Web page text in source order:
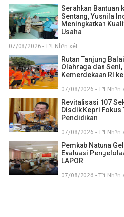
Serahkan Bantuan
Sentang, Yusnila
Meningkatkan
Usaha
07/08/2026 - T?t Nh?n xét
Rutan Tanjung
Olahraga dan
Kemerdekaan RI
07/08/2026 - T?t Nh?n
Revitalisasi 107
Disdik Kepri Fokus
Pendidikan
07/08/2026 - T?t Nh?n
Pemkab Natuna
Evaluasi
LAPOR
07/08/2026 - T?t Nh?n